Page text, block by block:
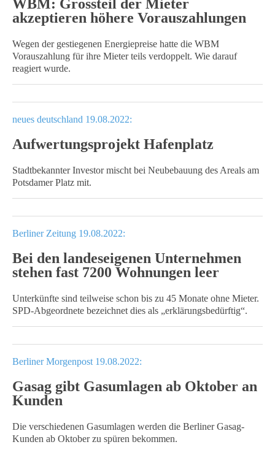
WBM: Grossteil der Mieter
akzeptieren höhere Vorauszahlungen
Wegen der gestiegenen Energiepreise hatte die WBM
Vorauszahlung für ihre Mieter teils verdoppelt. Wie darauf
reagiert wurde.
neues deutschland 19.08.2022:
Aufwertungsprojekt Hafenplatz
Stadtbekannter Investor mischt bei Neubebauung des Areals am
Potsdamer Platz mit.
Berliner Zeitung 19.08.2022:
Bei den landeseigenen Unternehmen
stehen fast 7200 Wohnungen leer
Unterkünfte sind teilweise schon bis zu 45 Monate ohne Mieter.
SPD-Abgeordnete bezeichnet dies als „erklärungsbedürftig“.
Berliner Morgenpost 19.08.2022:
Gasag gibt Gasumlagen ab Oktober an
Kunden
Die verschiedenen Gasumlagen werden die Berliner Gasag-
Kunden ab Oktober zu spüren bekommen.